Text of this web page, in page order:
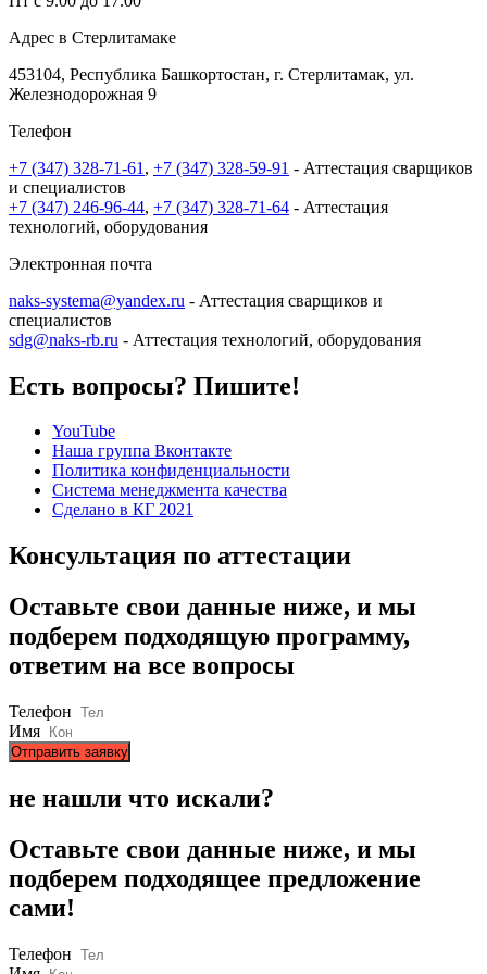
Адрес в Стерлитамаке
453104, Республика Башкортостан, г. Стерлитамак, ул.
Железнодорожная 9
Телефон
+7 (347) 328-71-61 , +7 (347) 328-59-91 - Аттестация сварщиков
и специалистов
+7 (347) 246-96-44, +7 (347) 328-71-64 - Аттестация
технологий, оборудования
Электронная почта
naks-systema@yandex.ru - Аттестация сварщиков и
специалистов
sdg@naks-rb.ru - Аттестация технологий, оборудования
Есть вопросы? Пишите!
YouTube
Наша группа Вконтакте
Политика конфиденциальности
Система менеджмента качества
Сделано в КГ 2021
Консультация по аттестации
Оставьте свои данные ниже, и мы
подберем подходящую программу,
ответим на все вопросы
Телефон
Имя
Отправить заявку
не нашли что искали?
Оставьте свои данные ниже, и мы
подберем подходящее предложение
сами!
Телефон